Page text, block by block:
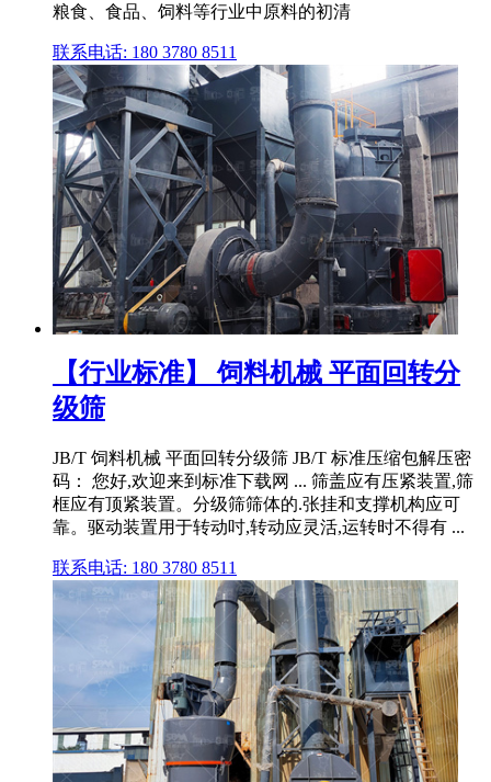
粮食、食品、饲料等行业中原料的初清
联系电话: 180 3780 8511
【行业标准】 饲料机械 平面回转分
级筛
JB/T 饲料机械 平面回转分级筛 JB/T 标准压缩包解压密
码： 您好,欢迎来到标准下载网 ... 筛盖应有压紧装置,筛
框应有顶紧装置。分级筛筛体的.张挂和支撑机构应可
靠。驱动装置用于转动吋,转动应灵活,运转时不得有 ...
联系电话: 180 3780 8511